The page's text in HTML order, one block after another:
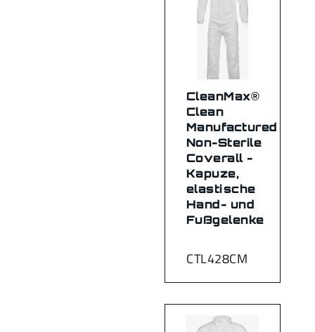
CTL428CM
CleanMax®
Clean
Manufactured
Non-Sterile
Coverall -
Kapuze,
elastische
Hand- und
Fußgelenke